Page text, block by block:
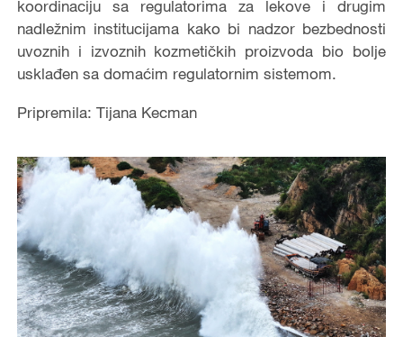
koordinaciju sa regulatorima za lekove i drugim
nadležnim institucijama kako bi nadzor bezbednosti
uvoznih i izvoznih kozmetičkih proizvoda bio bolje
usklađen sa domaćim regulatornim sistemom.
Pripremila: Tijana Kecman